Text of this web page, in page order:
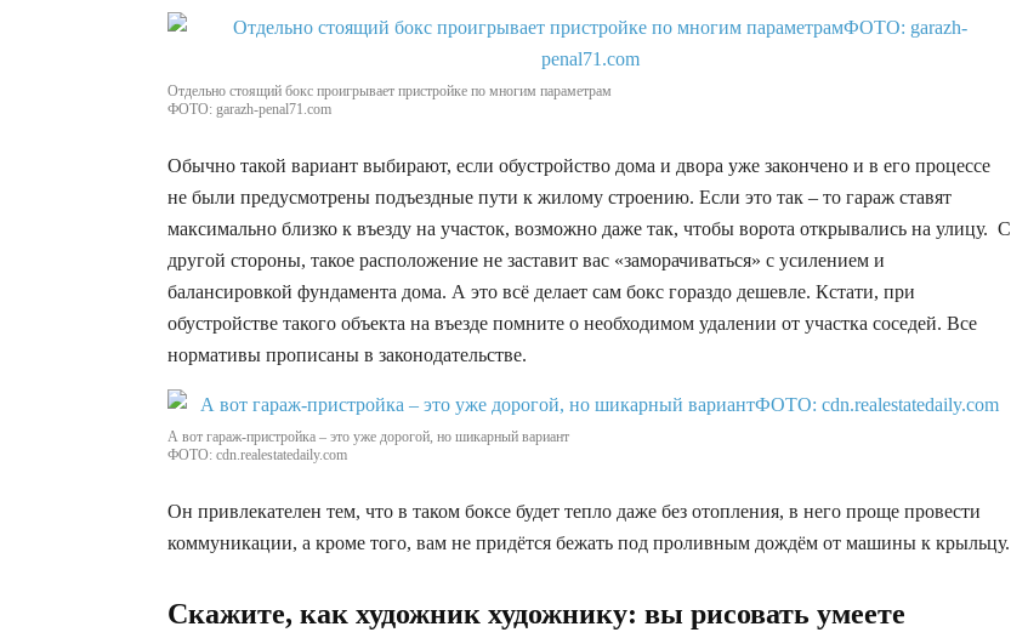
Отдельно стоящий бокс проигрывает пристройке по многим параметрам
ФОТО: garazh-penal71.com
Обычно такой вариант выбирают, если обустройство дома и двора уже закончено и в его процессе
не были предусмотрены подъездные пути к жилому строению. Если это так – то гараж ставят
максимально близко к въезду на участок, возможно даже так, чтобы ворота открывались на улицу. С
другой стороны, такое расположение не заставит вас «заморачиваться» с усилением и
балансировкой фундамента дома. А это всё делает сам бокс гораздо дешевле. Кстати, при
обустройстве такого объекта на въезде помните о необходимом удалении от участка соседей. Все
нормативы прописаны в законодательстве.
А вот гараж-пристройка – это уже дорогой, но шикарный вариант
ФОТО: cdn.realestatedaily.com
Он привлекателен тем, что в таком боксе будет тепло даже без отопления, в него проще провести
коммуникации, а кроме того, вам не придётся бежать под проливным дождём от машины к крыльцу.
Скажите, как художник художнику: вы рисовать умеете